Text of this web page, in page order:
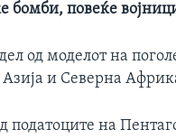
бомби, повеќе
од моделот на
и Северна
податоците на